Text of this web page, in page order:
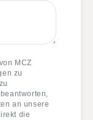
MCZ
zu
an unsere
die